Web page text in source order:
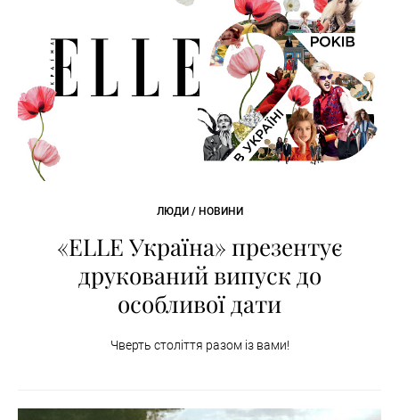
ЛЮДИ / НОВИНИ
«ELLE Україна» презентує
друкований випуск до
особливої дати
Чверть століття разом із вами!